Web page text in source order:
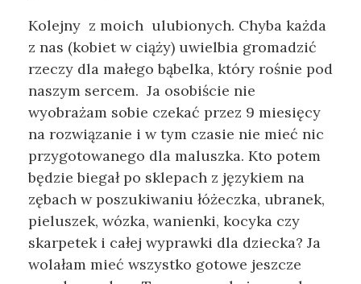
Kolejny z moich ulubionych. Chyba każda
z nas (kobiet w ciąży) uwielbia gromadzić
rzeczy dla małego bąbelka, który rośnie pod
naszym sercem. Ja osobiście nie
wyobrażam sobie czekać przez 9 miesięcy
na rozwiązanie i w tym czasie nie mieć nic
przygotowanego dla maluszka. Kto potem
będzie biegał po sklepach z językiem na
zębach w poszukiwaniu łóżeczka, ubranek,
pieluszek, wózka, wanienki, kocyka czy
skarpetek i całej wyprawki dla dziecka? Ja
wolałam mieć wszystko gotowe jeszcze